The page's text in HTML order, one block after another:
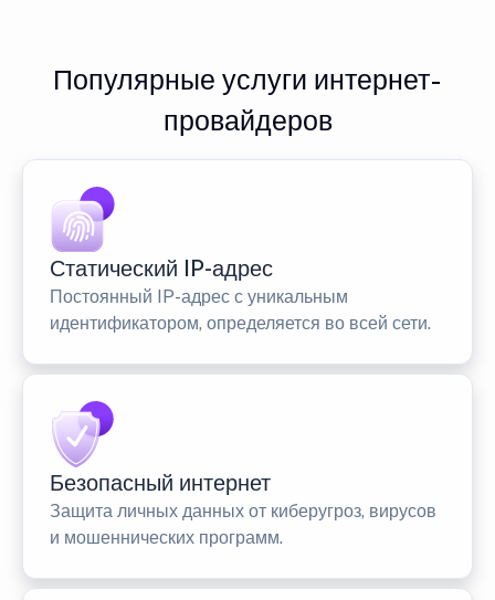
Популярные услуги интернет-
провайдеров
Статический IP-адрес
Постоянный IP-адрес с уникальным
идентификатором, определяется во всей сети.
Безопасный интернет
Защита личных данных от киберугроз, вирусов
и мошеннических программ.